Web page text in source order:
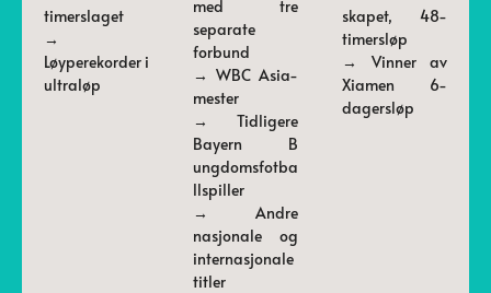
timerslaget
→
Løyperekorder i
ultraløp
med tre
separate
forbund
→ WBC Asia-
mester
→ Tidligere
Bayern B
ungdomsfotba
llspiller
→ Andre
nasjonale og
internasjonale
titler
skapet, 48-
timersløp
→ Vinner av
Xiamen 6-
dagersløp